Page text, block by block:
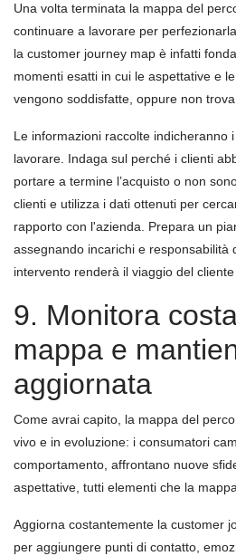
Una volta terminata la mappa del
continuare a lavorare per
la customer journey map è infatti
momenti esatti in cui le aspettative e
vengono soddisfatte, oppure non
Le informazioni raccolte indicheranno
lavorare. Indaga sul perché i clienti
portare a termine l’acquisto o non
clienti e utilizza i dati ottenuti per
rapporto con l'azienda. Prepara un
assegnando incarichi e responsabilità
intervento renderà il viaggio del cliente
9. Monitora
mappa e
aggiornata
Come avrai capito, la mappa del
vivo e in evoluzione: i consumatori
comportamento, affrontano nuove
aspettative, tutti elementi che la
Aggiorna costantemente la customer
per aggiungere punti di contatto,